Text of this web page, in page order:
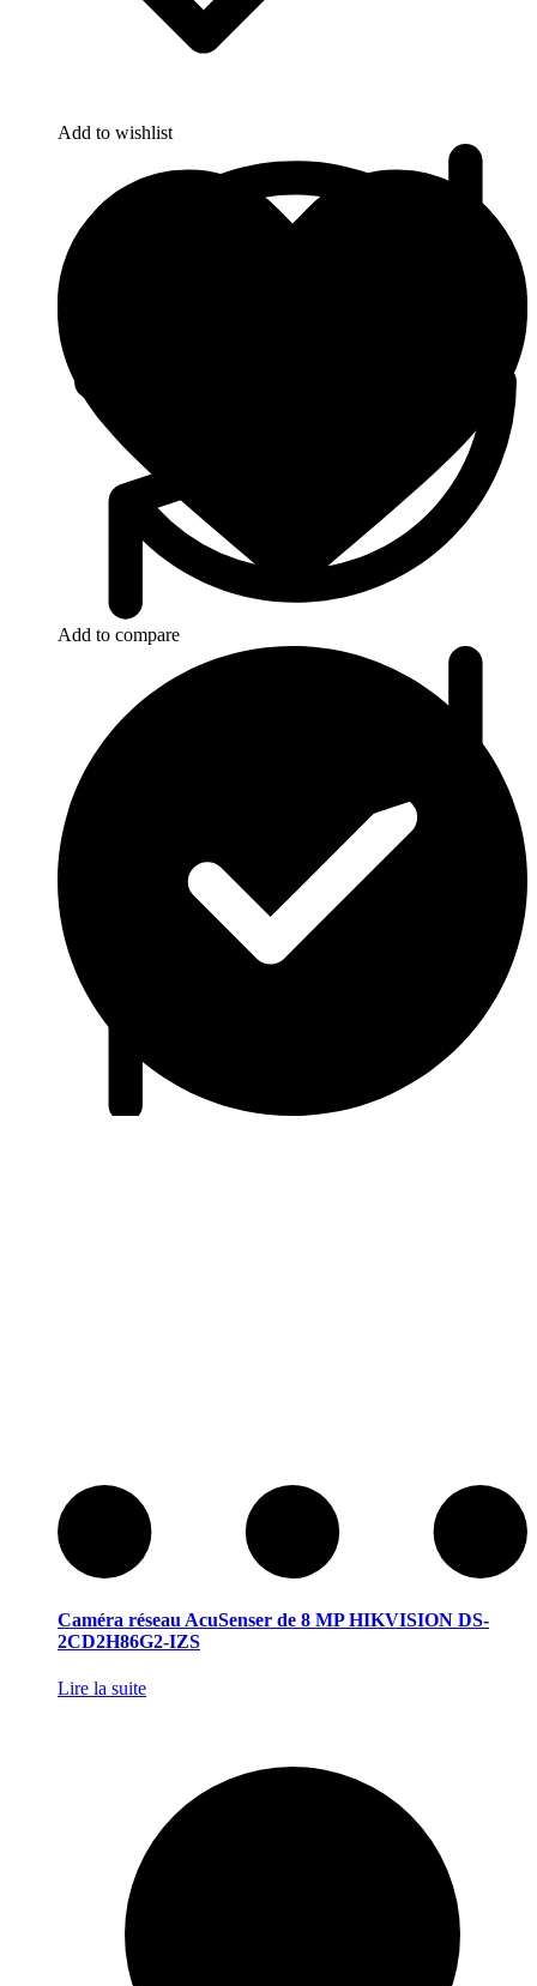
Add to wishlist
Add to compare
Caméra réseau AcuSenser de 8 MP HIKVISION DS-
2CD2H86G2-IZS
Lire la suite